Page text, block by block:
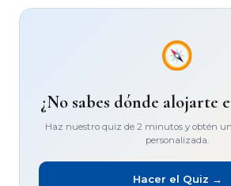
¿No sabes dónde alojarte
Haz nuestro quiz de 2 minutos y obtén
personalizada.
Hacer el Quiz →